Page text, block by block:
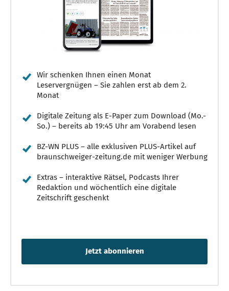
Wir schenken Ihnen einen Monat
Leservergnügen – Sie zahlen erst ab dem 2.
Monat
Digitale Zeitung als E-Paper zum Download (Mo.-
So.) – bereits ab 19:45 Uhr am Vorabend lesen
BZ-WN PLUS – alle exklusiven PLUS-Artikel auf
braunschweiger-zeitung.de mit weniger Werbung
Extras – interaktive Rätsel, Podcasts Ihrer
Redaktion und wöchentlich eine digitale
Zeitschrift geschenkt